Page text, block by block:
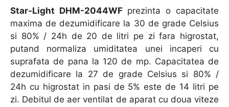
Star-Light DHM-2044WF prezinta o capacitate
maxima de dezumidificare la 30 de grade Celsius
si 80% / 24h de 20 de litri pe zi fara higrostat,
putand normaliza umiditatea unei incaperi cu
suprafata de pana la 120 de mp. Capacitatea de
dezumidificare la 27 de grade Celsius si 80% /
24h cu higrostat in pasi de 5% este de 14 litri pe
zi. Debitul de aer ventilat de aparat cu doua viteze